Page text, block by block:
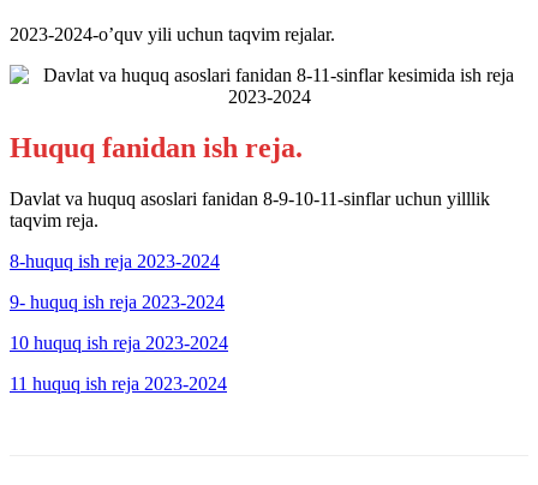
2023-2024-o’quv yili uchun taqvim rejalar.
Huquq fanidan ish reja.
Davlat va huquq asoslari fanidan 8-9-10-11-sinflar uchun yilllik
taqvim reja.
8-huquq ish reja 2023-2024
9- huquq ish reja 2023-2024
10 huquq ish reja 2023-2024
11 huquq ish reja 2023-2024